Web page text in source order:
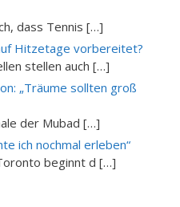
dass Tennis […]
Hitzetage vorbereitet?
stellen auch […]
„Träume sollten groß
der Mubad […]
ich nochmal erleben“
beginnt d […]